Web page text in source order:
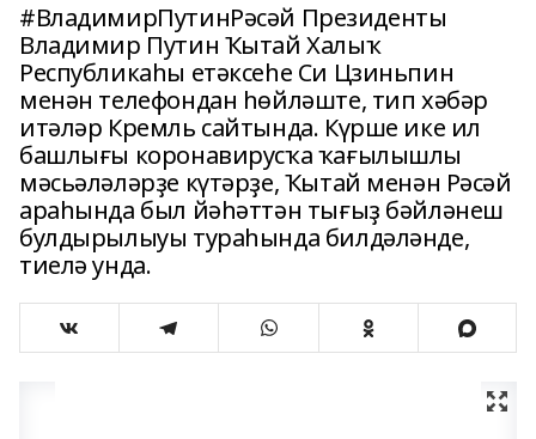
#ВладимирПутинРәсәй Президенты
Владимир Путин Ҡытай Халыҡ
Республикаһы етәксеһе Си Цзиньпин
менән телефондан һөйләште, тип хәбәр
итәләр Кремль сайтында. Күрше ике ил
башлығы коронавирусҡа ҡағылышлы
мәсьәләләрҙе күтәрҙе, Ҡытай менән Рәсәй
араһында был йәһәттән тығыҙ бәйләнеш
булдырылыуы тураһында билдәләнде,
тиелә унда.